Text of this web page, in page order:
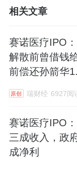
相关文章
赛诺医疗IPO
解散前曾借钱
前偿还孙箭华
原创 瑞财经 6927阅
赛诺医疗IPO
三成收入，政
成净利